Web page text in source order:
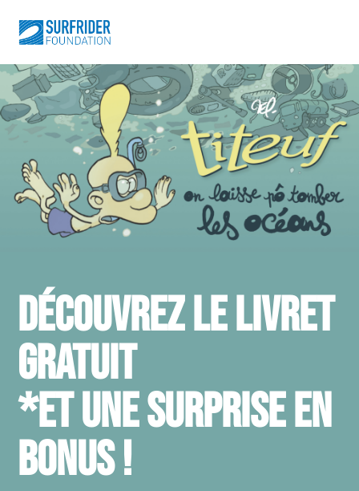
DÉCOUVREZ LE LIVRET
GRATUIT
*ET UNE SURPRISE EN
BONUS !